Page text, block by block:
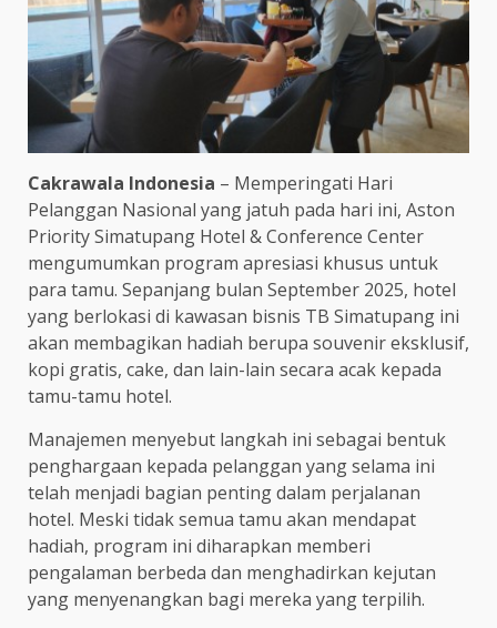
Cakrawala Indonesia – Memperingati Hari
Pelanggan Nasional yang jatuh pada hari ini, Aston
Priority Simatupang Hotel & Conference Center
mengumumkan program apresiasi khusus untuk
para tamu. Sepanjang bulan September 2025, hotel
yang berlokasi di kawasan bisnis TB Simatupang ini
akan membagikan hadiah berupa souvenir eksklusif,
kopi gratis, cake, dan lain-lain secara acak kepada
tamu-tamu hotel.
Manajemen menyebut langkah ini sebagai bentuk
penghargaan kepada pelanggan yang selama ini
telah menjadi bagian penting dalam perjalanan
hotel. Meski tidak semua tamu akan mendapat
hadiah, program ini diharapkan memberi
pengalaman berbeda dan menghadirkan kejutan
yang menyenangkan bagi mereka yang terpilih.